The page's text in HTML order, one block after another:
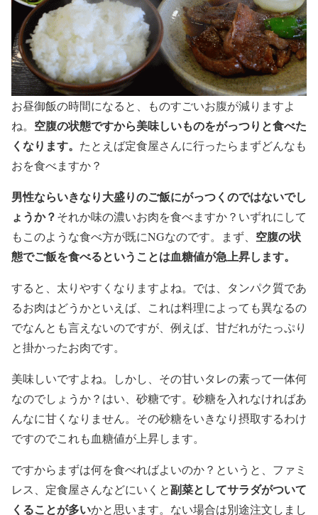
お昼御飯の時間になると、ものすごいお腹が減りますよ
ね。 空腹の状態ですから美味しいものをがっつりと食べた
くなります。 たとえば定食屋さんに行ったらまずどんなも
おを食べますか？
男性ならいきなり大盛りのご飯にがっつくのではないでし
ょうか？それか味の濃いお肉を食べますか？いずれにして
もこのような食べ方が既にNGなのです。まず、 空腹の状
態でご飯を食べるということは血糖値が急上昇します。
すると、太りやすくなりますよね。では、タンパク質であ
るお肉はどうかといえば、これは料理によっても異なるの
でなんとも言えないのですが、例えば、甘だれがたっぷり
と掛かったお肉です。
美味しいですよね。しかし、その甘いタレの素って一体何
なのでしょうか？はい、砂糖です。砂糖を入れなければあ
んなに甘くなりません。その砂糖をいきなり摂取するわけ
ですのでこれも血糖値が上昇します。
ですからまずは何を食べればよいのか？というと、ファミ
レス、定食屋さんなどにいくと副菜としてサラダがついて
くることが多いかと思います。ない場合は別途注文しまし